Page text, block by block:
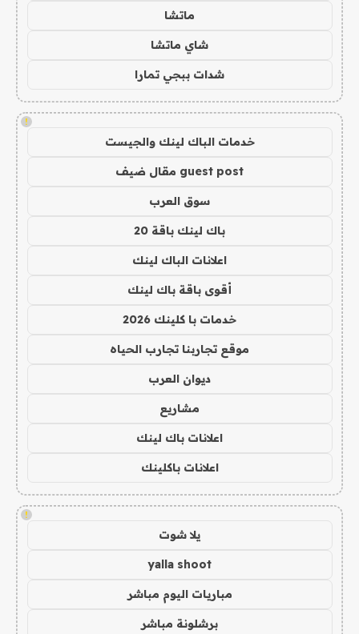
ماتشا
شاي ماتشا
شدات ببجي تمارا
!
خدمات الباك لينك والجيست
guest post مقال ضيف
سوق العرب
باك لينك باقة 20
اعلانات الباك لينك
أقوى باقة باك لينك
خدمات با كلينك 2026
موقع تجاربنا تجارب الحياه
ديوان العرب
مشاريع
اعلانات باك لينك
اعلانات باكلينك
!
يلا شوت
yalla shoot
مباريات اليوم مباشر
برشلونة مباشر